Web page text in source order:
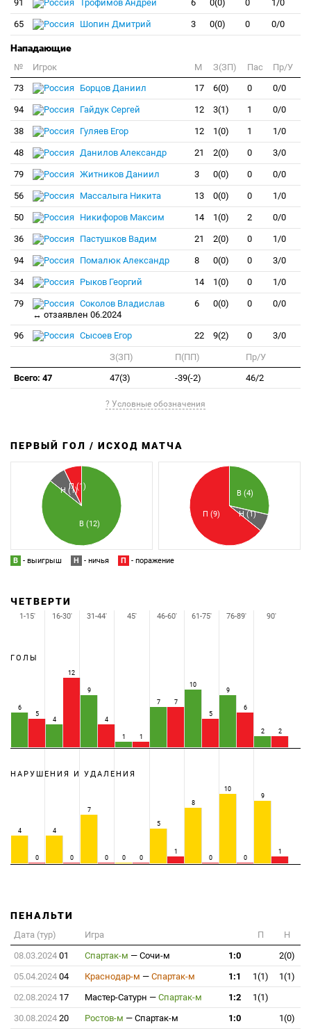
91 Трофимов Андрей 6 0(0) 0 1/0
65 Шопин Дмитрий 3 0(0) 0 0/0
Нападающие
№ Игрок M З(ЗП) Пас
Пр/У
73
Борцов Даниил 17 6(0) 0 0/0
94 Гайдук Сергей 12 3(1) 1 0/0
38 Гуляев Егор 12 1(0) 1 1/0
48 Данилов Александр 21 2(0) 0 3/0
79 Житников Даниил 3 0(0) 0 0/0
56 Массалыга Никита 13 0(0) 0 1/0
50 Никифоров Максим 14 1(0) 2 0/0
36 Пастушков Вадим 21 2(0) 0 1/0
94 Помалюк Александр 8 0(0) 0 3/0
34 Рыков Георгий 14 1(0) 0 1/0
79
Соколов Владислав
↔ отзаявлен 06.2024
6 0(0) 0 0/0
96 Сысоев Егор 22 9(2) 0 3/0
З(ЗП) П(ПП)
Пр/У
Всего: 47
47(3) -39(-2) 46/2
? Условные обозначения
ПЕРВЫЙ ГОЛ / ИСХОД МАТЧА
В (12)
Н (1)П (1)
В (4)
Н (1)
П (9)
В - выигрыш Н - ничья П - поражение
ЧЕТВЕРТИ
ГОЛЫ
6
5
4
12
9
4
1 1
7 7
10
5
9
6
2 2
НАРУШЕНИЯ И УДАЛЕНИЯ
4
0
4
0
7
0 0 0
5
1
8
0
10
0
9
1
1-15' 16-30' 31-44' 45' 46-60' 61-75' 76-89' 90'
ПЕНАЛЬТИ
Дата (тур) Игра П
Н
08.03.2024 01 Спартак-м — Сочи-м 1:0
2(0)
05.04.2024 04 Краснодар-м — Спартак-м 1:1 1(1)
1(1)
02.08.2024 17 Мастер-Сатурн — Спартак-м 1:2
1(1)
30.08.2024 20 Ростов-м — Спартак-м 1:0
1(0)